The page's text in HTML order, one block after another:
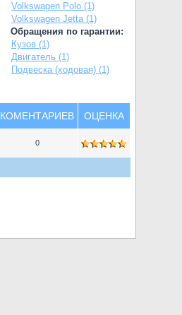
Volkswagen Polo (1)
Volkswagen Jetta (1)
Обращения по гарантии:
Кузов (1)
Двигатель (1)
Подвеска (ходовая) (1)
КОМЕНТАРИЕВ ОЦЕНКА
0